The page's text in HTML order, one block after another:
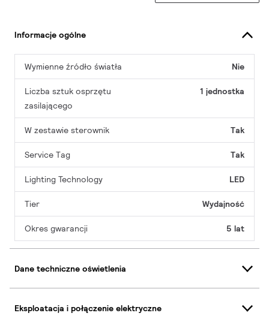
Informacje ogólne
Wymienne źródło światła Nie
Liczba sztuk osprzętu
zasilającego
1 jednostka
W zestawie sterownik Tak
Service Tag Tak
Lighting Technology LED
Tier Wydajność
Okres gwarancji 5 lat
Dane techniczne oświetlenia
Eksploatacja i połączenie elektryczne